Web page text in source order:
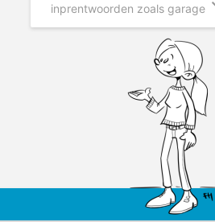
inprentwoorden zoals garage